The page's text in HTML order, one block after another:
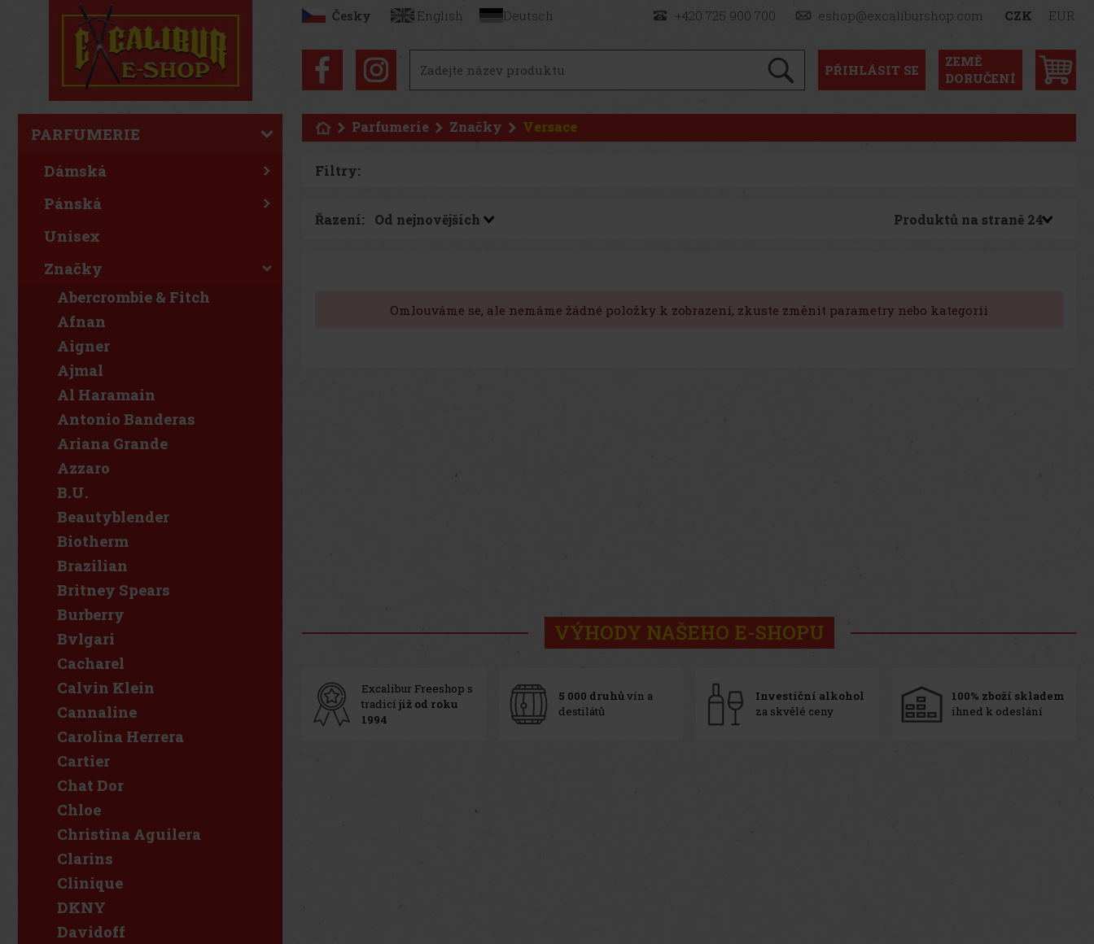
Česky English Deutsch +420 725 900 700 eshop@excaliburshop.com CZK EUR
PŘIHLÁSIT SE
ZEMĚ
DORUČENÍ
PARFUMERIE
Dámská
Pánská
Unisex
Značky
Abercrombie & Fitch
Afnan
Aigner
Ajmal
Al Haramain
Antonio Banderas
Ariana Grande
Azzaro
B.U.
Beautyblender
Biotherm
Brazilian
Britney Spears
Burberry
Bvlgari
Cacharel
Calvin Klein
Cannaline
Carolina Herrera
Cartier
Chat Dor
Chloe
Christina Aguilera
Clarins
Clinique
DKNY
Davidoff
Parfumerie Značky Versace
Filtry:
Řazení: Produktů na straně
Omlouváme se, ale nemáme žádné položky k zobrazení, zkuste změnit parametry nebo kategorii
VÝHODY NAŠEHO E-SHOPU
Excalibur Freeshop s
tradicí již od roku
1994
5 000 druhůvín a
destilátů
Investiční alkohol
za skvělé ceny
100% zboží skladem
ihned k odeslání